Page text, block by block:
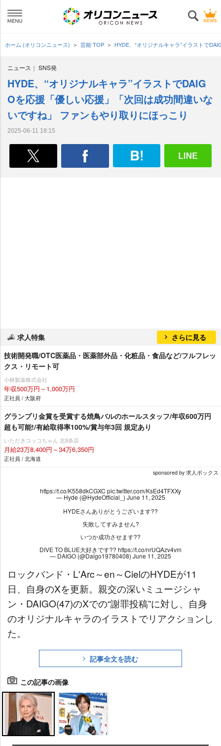
ホーム (オリコンニュース) 芸能 TOP HYDE、“オリジナルキャラ”イラストで
ニュース SNS発
HYDE、“オリジナルキャラ”イラストでDAIG
Oを応援「優しい応援」「次回は成功間違いな
いですね」 ファンもやり取りにほっこり
2025-06-11 18:15
求人特集
さらに見る
技術開発職/OTC医薬品・医薬部外品・化粧品・食品など/フルフレッ
クス・リモート可
小林製薬株式会社
年収500万円～1,000万円
正社員 / 大阪府
グランプリ金賞を受賞する焼鳥バルのホールスタッフ/年収600万円
超も可能!/有給取得率100%/賞与年3回 規定あり
いただきコッコちゃん 北8条店
月給23万8,400円～34万6,350円
正社員 / 北海道
sponsored by 求人ボックス
https://t.co/K558dkCGXC pic.twitter.com/KsEd4TFXXy
— Hyde (@HydeOfficial_) June 11, 2025
HYDEさんありがとうございます??
失敗してすみません?
いつか成功させます??
DIVE TO BLUE大好きです?? https://t.co/nrUQAzv4vm
— DAIGO (@Daigo19780408) June 11, 2025
ロックバンド・L'Arc～en～CielのHYDEが11
日、自身のXを更新。親交の深いミュージシャ
ン・DAIGO(47)のXでの“謝罪投稿”に対し、自身
のオリジナルキャラのイラストでリアクションし
た。
記事全文を読む
この記事の画像